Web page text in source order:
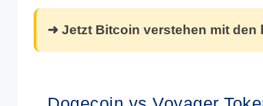
➜ Jetzt Bitcoin verstehen mit den